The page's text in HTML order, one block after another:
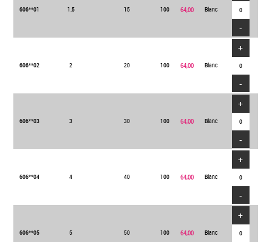
606**01 1.5 15 100 64,00 Blanc
-
606**02 2 20 100 64,00 Blanc
+
-
606**03 3 30 100 64,00 Blanc
+
-
606**04 4 40 100 64,00 Blanc
+
-
606**05 5 50 100 64,00 Blanc
+